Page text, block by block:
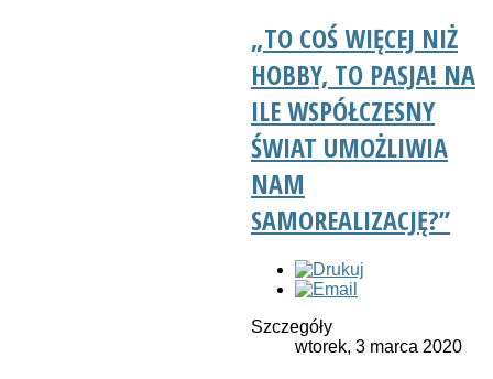
„TO COŚ WIĘCEJ NIŻ
HOBBY, TO PASJA! NA
ILE WSPÓŁCZESNY
ŚWIAT UMOŻLIWIA
NAM
SAMOREALIZACJĘ?”
Szczegóły
wtorek, 3 marca 2020